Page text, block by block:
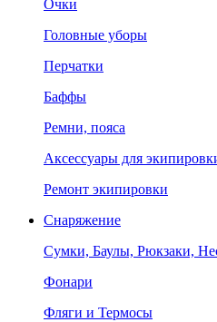
Очки
Головные уборы
Перчатки
Баффы
Ремни, пояса
Аксессуары для
Ремонт экипировки
Снаряжение
Сумки, Баулы, Рюкзаки,
Фонари
Фляги и Термосы